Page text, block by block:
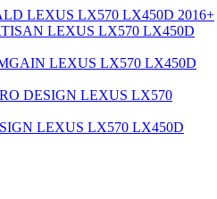
LEXUS LX570 LX450D 2016+
LEXUS LX570 LX450D
LEXUS LX570 LX450D
DESIGN LEXUS LX570
LEXUS LX570 LX450D